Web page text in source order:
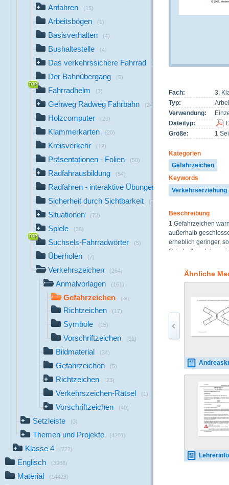
Anfahren (15)
Arbeitsbögen (1)
Basisverhalten (4)
Bushaltestelle (4)
Das verkehrssichere Fahrrad (26)
Der Bahnübergang (5)
Fahrradhelm (7)
Gehweg Radweg Fahrbahn (24)
Holzcomputer (20)
Klammerkarten (20)
Kreisverkehr (12)
Präsentationen - Folien (50)
Radfahrausbildung (54)
Radfahren - interaktive Übungen
Sicherheit durch Sichtbarkeit (7)
Situationen (73)
Spiele (36)
Suchsels-Fahrradwörter (5)
Überholen (7)
Verkehrszeichen (264)
Anmalvorlagen (161)
Gefahrzeichen (38)
Richtzeichen (17)
Symbole (15)
Vorschriftzeichen (91)
Bildmaterial (34)
Gefahrzeichen (5)
Richtzeichen (23)
Verkehrszeichen-Rätsel (1)
Vorschriftzeichen (40)
Setzleiste (3)
Themen und Projekte (4201)
Klasse 4 (722)
Englisch (3988)
Material (14423)
Fach:
3.
Typ:
Verwendung:
Dateityp:
Größe:
1
Kategorien
Gefahrzeichen
Keywords
Verkehrserziehung
Beschreibung
1.Gefahrzeichen
außerhalb
erheblich geringer,
Ortschaften stehen
beschränken sich
Ähnliche
Lehrerinformation-